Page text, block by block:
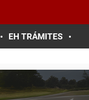
EH TRÁMITES